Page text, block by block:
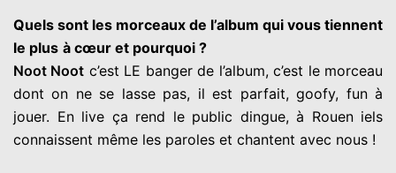
Quels sont les morceaux de l’album qui vous tiennent
le plus à cœur et pourquoi ?
Noot Noot c’est LE banger de l’album, c’est le morceau
dont on ne se lasse pas, il est parfait, goofy, fun à
jouer. En live ça rend le public dingue, à Rouen iels
connaissent même les paroles et chantent avec nous !